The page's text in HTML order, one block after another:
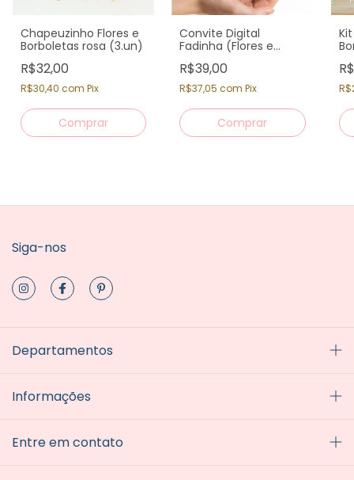
Chapeuzinho Flores e
Borboletas rosa (3.un)
R$32,00
R$30,40 com Pix
Convite Digital
Fadinha (Flores e
Borboletas) Rosa
R$39,00
R$37,05com Pix
Siga-nos
Departamentos
Informações
Entre em contato